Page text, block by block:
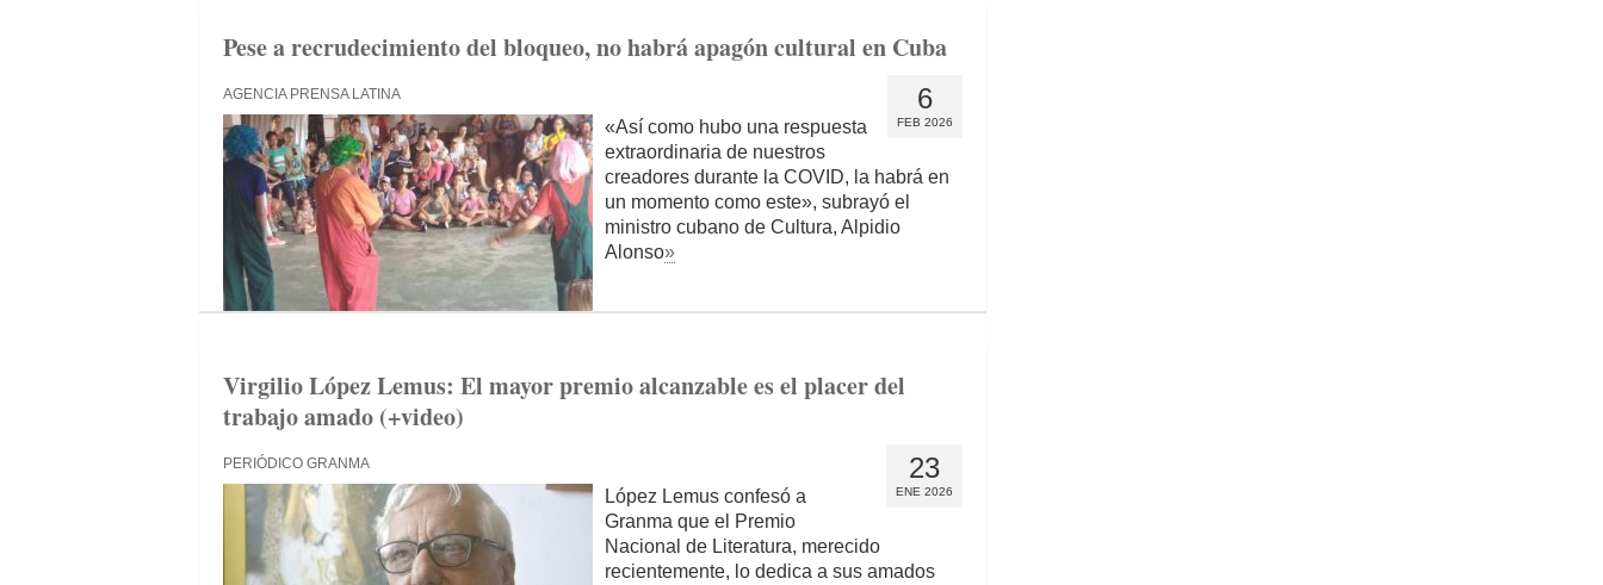
Pese a recrudecimiento del bloqueo, no habrá apagón cultural en Cuba
6
FEB 2026
AGENCIA PRENSA LATINA
«Así como hubo una respuesta
extraordinaria de nuestros
creadores durante la COVID, la habrá en
un momento como este», subrayó el
ministro cubano de Cultura, Alpidio
Alonso»
Virgilio López Lemus: El mayor premio alcanzable es el placer del
trabajo amado (+video)
23
ENE 2026
PERIÓDICO GRANMA
López Lemus confesó a
Granma que el Premio
Nacional de Literatura, merecido
recientemente, lo dedica a sus amados